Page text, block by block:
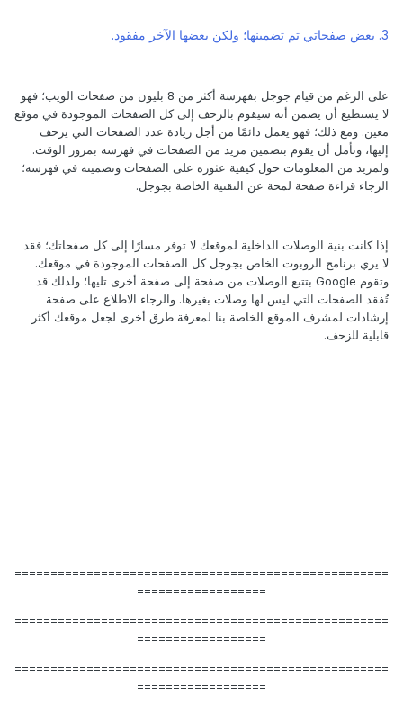
3. بعض صفحاتي تم تضمينها؛ ولكن بعضها الآخر مفقود.
على الرغم من قيام جوجل بفهرسة أكثر من 8 بليون من صفحات الويب؛ فهو
لا يستطيع أن يضمن أنه سيقوم بالزحف إلى كل الصفحات الموجودة في موقع
معين. ومع ذلك؛ فهو يعمل دائمًا من أجل زيادة عدد الصفحات التي يزحف
إليها، ونأمل أن يقوم بتضمين مزيد من الصفحات في فهرسه بمرور الوقت.
ولمزيد من المعلومات حول كيفية عثوره على الصفحات وتضمينه في فهرسه؛
الرجاء قراءة صفحة لمحة عن التقنية الخاصة بجوجل.
إذا كانت بنية الوصلات الداخلية لموقعك لا توفر مسارًا إلى كل صفحاتك؛ فقد
لا يري برنامج الروبوت الخاص بجوجل كل الصفحات الموجودة في موقعك.
وتقوم Google بتتبع الوصلات من صفحة إلى صفحة أخرى تليها؛ ولذلك قد
تُفقد الصفحات التي ليس لها وصلات بغيرها. والرجاء الاطلاع على صفحة
إرشادات لمشرف الموقع الخاصة بنا لمعرفة طرق أخرى لجعل موقعك أكثر
قابلية للزحف.
====================================================
==================
====================================================
==================
====================================================
==================